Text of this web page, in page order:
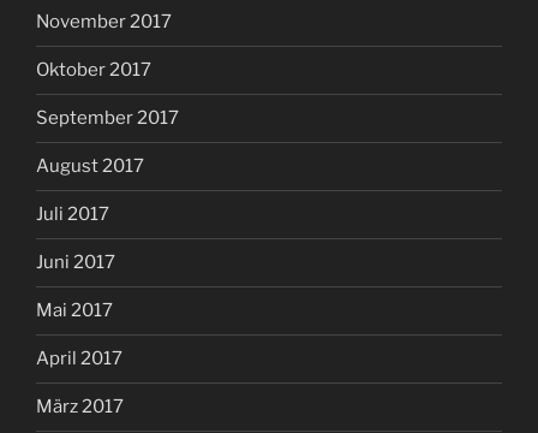
November 2017
Oktober 2017
September 2017
August 2017
Juli 2017
Juni 2017
Mai 2017
April 2017
März 2017